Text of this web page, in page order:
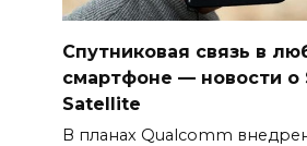
Спутниковая связь в
смартфоне — новости о
Satellite
В планах Qualcomm